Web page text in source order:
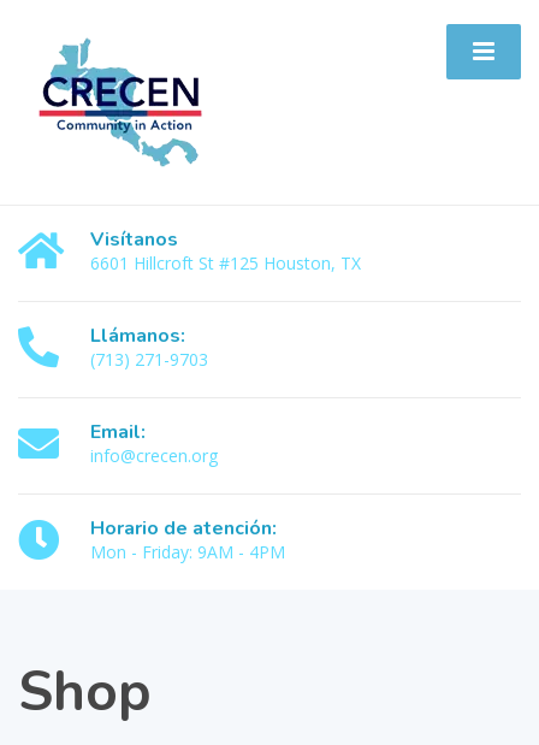
Visítanos
6601 Hillcroft St #125 Houston, TX
Llámanos:
(713) 271-9703
Email:
info@crecen.org
Horario de atención:
Mon - Friday: 9AM - 4PM
Shop